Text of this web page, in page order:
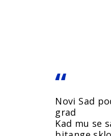
Novi Sad
grad
Kad mu se